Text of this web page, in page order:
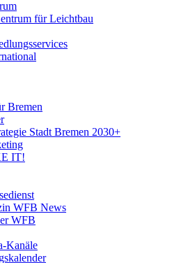
für Leichtbau
Bremen
Stadt Bremen 2030+
IT!
WFB News
WFB
Kanäle